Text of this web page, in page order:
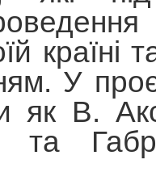
країні
У
як В.
та